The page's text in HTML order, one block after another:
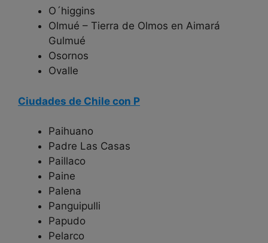
O´higgins
Olmué – Tierra de Olmos en Aimará
Gulmué
Osornos
Ovalle
Ciudades de Chile con P
Paihuano
Padre Las Casas
Paillaco
Paine
Palena
Panguipulli
Papudo
Pelarco